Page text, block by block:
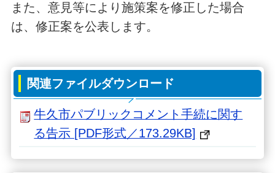
また、意見等により施策案を修正した場合
は、修正案を公表します。
関連ファイルダウンロード
牛久市パブリックコメント手続に関す
る告示 [PDF形式／173.29KB]